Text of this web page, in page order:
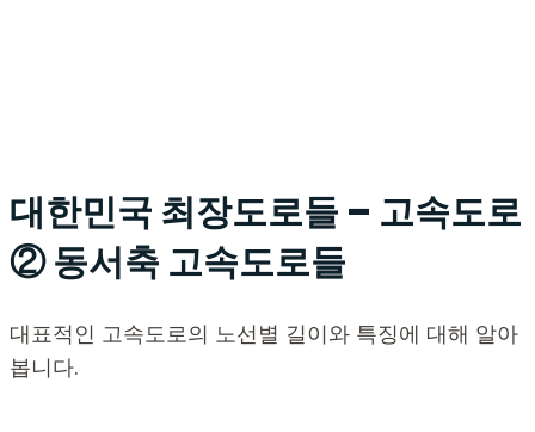
대한민국 최장도로들 – 고속도로
② 동서축 고속도로들
대표적인 고속도로의 노선별 길이와 특징에 대해 알아
봅니다.